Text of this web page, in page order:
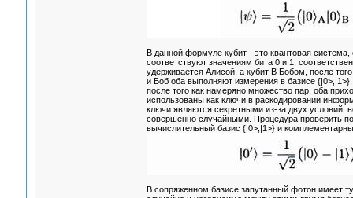
В данной формуле кубит - это квантовая
соответствуют значениям бита 0 и 1,
удерживается Алисой, а кубит В Бобом, после
и Боб оба выполняют измерения в базисе
после того как намеряно множество пар, оба
использованы как ключи в раскодировании
ключи являются секретными из-за двух условий:
совершенно случайными. Процедура проверить
вычислительный базис {|0>,|1>} и
В сопряженном базисе запутанный фотон имеет